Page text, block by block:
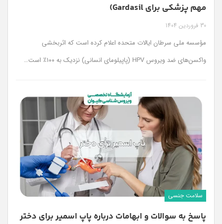
مهم پزشکی برای Gardasil)
30 فروردین 1404
مؤسسه ملی سرطان ایالات متحده اعلام کرده است که اثربخشی
واکسن‌های ضد ویروس HPV (پاپیلومای انسانی) نزدیک به ۱۰۰٪ است
…
سلامت جنسی
پاسخ به سوالات و ابهامات درباره پاپ اسمیر برای دختر